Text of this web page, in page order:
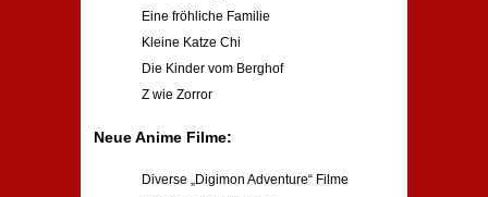
Eine fröhliche Familie
Kleine Katze Chi
Die Kinder vom Berghof
Z wie Zorror
Neue Anime Filme:
Diverse „Digimon Adventure“ Filme